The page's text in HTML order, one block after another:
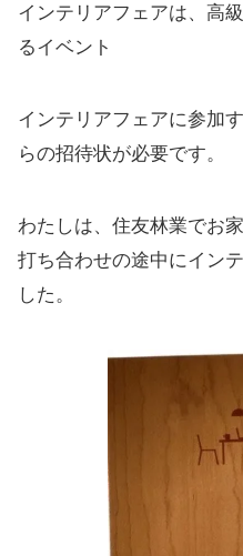
インテリアフェアは、高
るイベント
インテリアフェアに参加
らの招待状が必要です。
わたしは、住友林業でお
打ち合わせの途中にイン
した。